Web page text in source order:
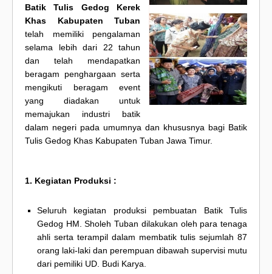
Batik Tulis Gedog Kerek
Khas Kabupaten Tuban
telah memiliki pengalaman
selama lebih dari 22 tahun
dan telah mendapatkan
beragam penghargaan serta
mengikuti beragam event
yang diadakan untuk
memajukan industri batik
dalam negeri pada umumnya dan khususnya bagi Batik
Tulis Gedog Khas Kabupaten Tuban Jawa Timur.
1. Kegiatan Produksi :
Seluruh kegiatan produksi pembuatan Batik Tulis
Gedog HM. Sholeh Tuban dilakukan oleh para tenaga
ahli serta terampil dalam membatik tulis sejumlah 87
orang laki-laki dan perempuan dibawah supervisi mutu
dari pemiliki UD. Budi Karya.